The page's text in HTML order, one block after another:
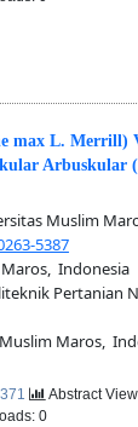
max L. Merrill)
Arbuskular
Muslim
5387
Indonesia
Pertanian
Maros,
Abstract
0